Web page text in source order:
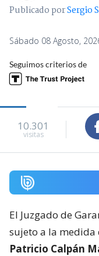
Publicado porSergio
Sábado 08 Agosto,
Seguimos criterios de
10.301
visitas
El Juzgado de
sujeto a la medida
Patricio Calpán